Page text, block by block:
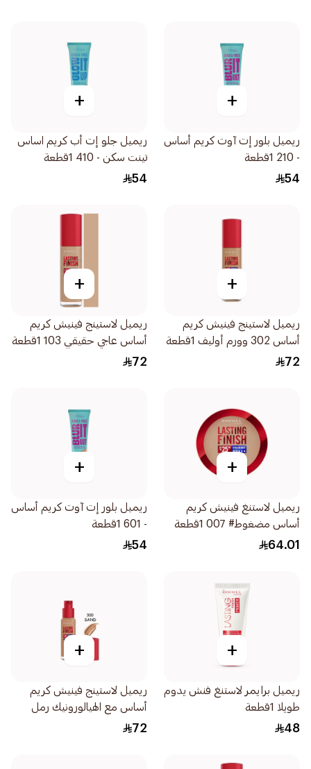
+
ريميل بلور إت آوت كريم أساس
- 210 1قطعة
54
+
ريميل جلو إت أب كريم اساس
تينت سكن - 410 1قطعة
54
+
ريميل لاستينج فينيش كريم
أساس 302 وورم أوليف 1قطعة
72
+
ريميل لاستينج فينيش كريم
أساس عاجي حقيقي 103 1قطعة
72
+
ريميل لاستنغ فينيش كريم
أساس مضغوط# 007 1قطعة
64.01
+
ريميل بلور إت آوت كريم أساس
- 601 1قطعة
54
+
ريميل برايمر لاستنغ فنش يدوم
طويلا 1قطعة
48
+
ريميل لاستينج فينيش كريم
أساس مع الهيالورونيك رمل
300 1قطعة
72